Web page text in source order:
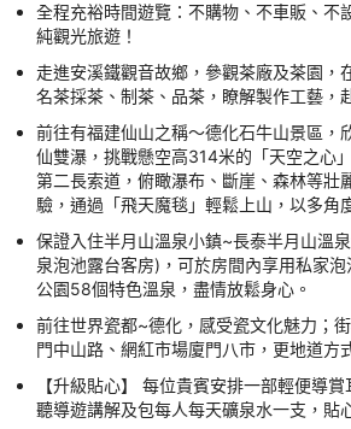
全程充裕時間遊覽：不購物、不車販、不
純觀光旅遊！
走進安溪鐵觀音故鄉，參觀茶廠及茶園，
名茶採茶、制茶、品茶，瞭解製作工藝，
前往有福建仙山之稱～德化石牛山景區，
仙雙瀑，挑戰懸空高314米的「天空之心
第二長索道，俯瞰瀑布、斷崖、森林等壯
驗，通過「飛天魔毯」輕鬆上山，以多角
保證入住半月山溫泉小鎮~長泰半月山溫
泉泡池露台客房)，可於房間內享用私家
公園58個特色溫泉，盡情放鬆身心。
前往世界瓷都~德化，感受瓷文化魅力；
門中山路、網紅市場廈門八市，更地道方
【升級貼心】 每位貴賓安排一部輕便導
聽導遊講解及包每人每天礦泉水一支，貼